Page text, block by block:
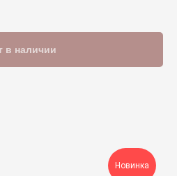
в наличии
Новинка